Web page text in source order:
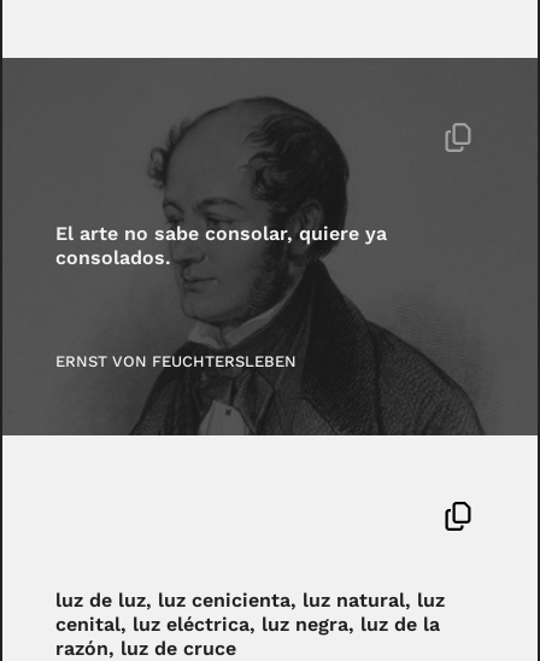
El arte no sabe consolar, quiere ya
consolados.
ERNST VON FEUCHTERSLEBEN
luz de luz, luz cenicienta, luz natural, luz
cenital, luz eléctrica, luz negra, luz de la
razón, luz de cruce